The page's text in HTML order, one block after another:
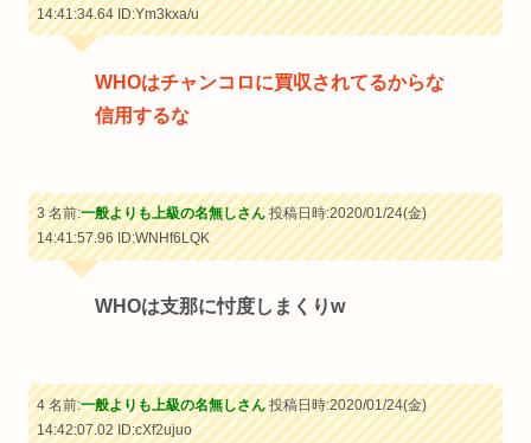
14:41:34.64ID:Ym3kxa/u
WHOはチャンコロに買収されてるからな
信用するな
3 名前:一般よりも上級の名無しさん投稿日時:2020/01/24(金)
14:41:57.96ID:WNHf6LQK
WHOは支那に忖度しまくりw
4 名前:一般よりも上級の名無しさん投稿日時:2020/01/24(金)
14:42:07.02ID:cXf2ujuo